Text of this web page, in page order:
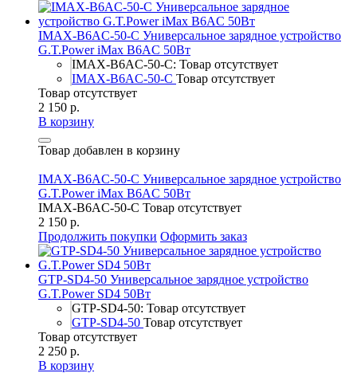
IMAX-B6AC-50-C Универсальное зарядное устройство
G.T.Power iMax B6AC 50Вт
IMAX-B6AC-50-C: Товар отсутствует
IMAX-B6AC-50-C Товар отсутствует
Товар отсутствует
2 150 р.
В корзину
Товар добавлен в корзину
IMAX-B6AC-50-C Универсальное зарядное устройство
G.T.Power iMax B6AC 50Вт
IMAX-B6AC-50-C Товар отсутствует
2 150 р.
Продолжить покупки Оформить заказ
GTP-SD4-50 Универсальное зарядное устройство
G.T.Power SD4 50Вт
GTP-SD4-50: Товар отсутствует
GTP-SD4-50 Товар отсутствует
Товар отсутствует
2 250 р.
В корзину